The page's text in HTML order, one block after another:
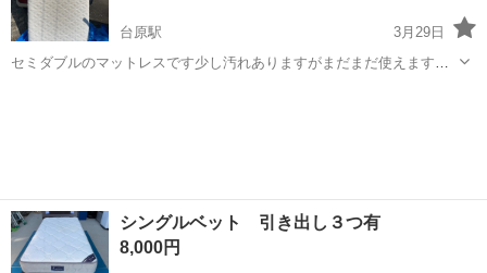
台原駅
3月29日
セミダブルのマットレスです少し汚れありますがまだまだ使えます知
シングルベット 引き出し３つ有
8,000円